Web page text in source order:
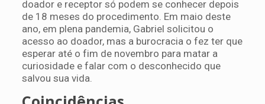
doador e receptor só podem se conhecer depois
de 18 meses do procedimento. Em maio deste
ano, em plena pandemia, Gabriel solicitou o
acesso ao doador, mas a burocracia o fez ter que
esperar até o fim de novembro para matar a
curiosidade e falar com o desconhecido que
salvou sua vida.